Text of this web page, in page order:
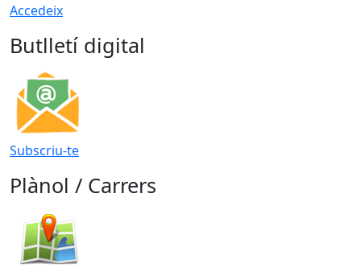
Accedeix
Butlletí digital
Subscriu-te
Plànol / Carrers